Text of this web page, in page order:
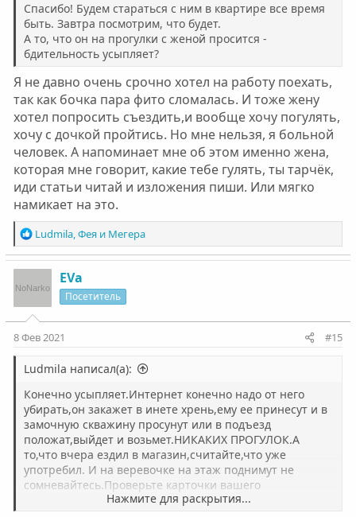
Спасибо! Будем стараться с ним в квартире все время
быть. Завтра посмотрим, что будет.
А то, что он на прогулки с женой просится -
бдительность усыпляет?
Я не давно очень срочно хотел на работу поехать,
так как бочка пара фито сломалась. И тоже жену
хотел попросить съездить,и вообще хочу погулять,
хочу с дочкой пройтись. Но мне нельзя, я больной
человек. А напоминает мне об этом именно жена,
которая мне говорит, какие тебе гулять, ты тарчëк,
иди статьи читай и изложения пиши. Или мягко
намикает на это.
Р
е
а
ц
и
и
:
Ludmila,Феяи Мегера
EVa
Посетитель
8 Фев 2021 #15
Ludmila написал(а):
Конечно усыпляет.Интернет конечно надо от него
убирать,он закажет в инете хрень,ему ее принесут и в
замочную скважину просунут или в подъезд
положат,выйдет и возьмет.НИКАКИХ ПРОГУЛОК.А
то,что вчера ездил в магазин,считайте,что уже
употребил. И на веревочке на этаж поднимут не
сомневайтесь.Проверьте карточки вашего
наркомана,деньги на киви и т.д. Телефон нужно
Нажмите для раскрытия...